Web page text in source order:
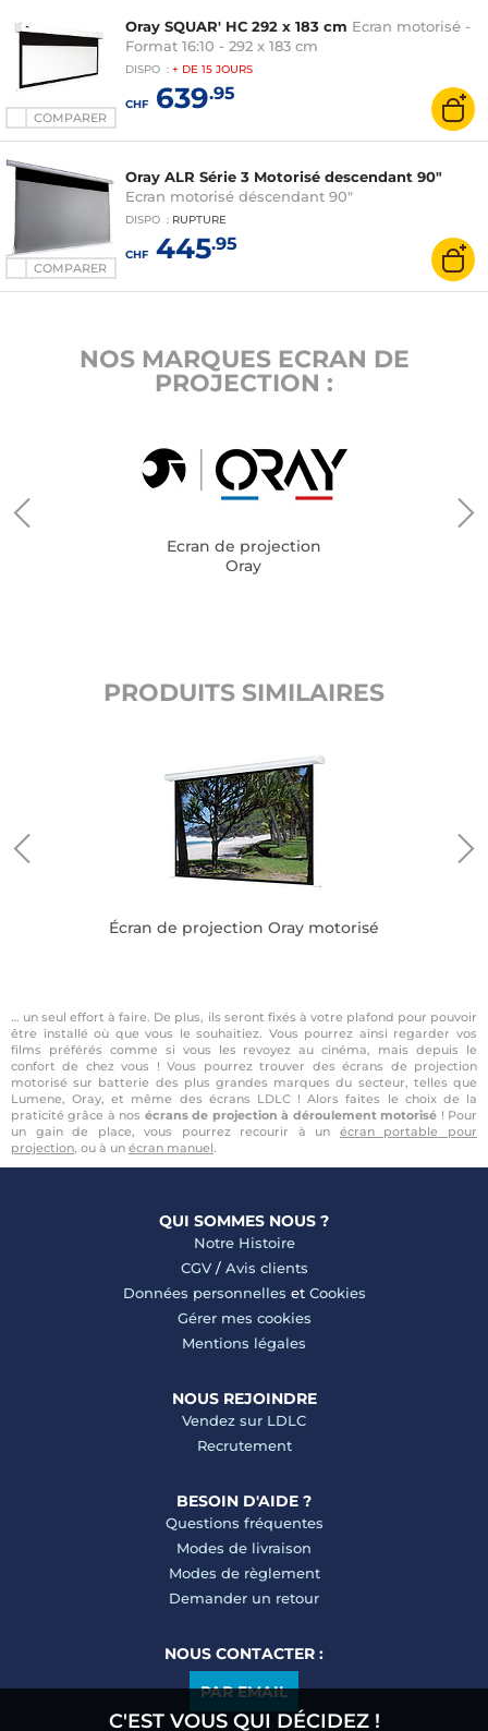
COMPARER
Oray SQUAR' HC 292 x 183 cm Ecran motorisé -
Format 16:10 - 292 x 183 cm
DISPO : + DE 15 JOURS
CHF639.95
COMPARER
Oray ALR Série 3 Motorisé descendant 90"
Ecran motorisé déscendant 90"
DISPO : RUPTURE
CHF445.95
NOS MARQUES ECRAN DE
PROJECTION :
Ecran de projection
Oray
PRODUITS SIMILAIRES
Écran de projection Oray motorisé
… un seul effort à faire. De plus, ils seront fixés à votre plafond pour pouvoir
être installé où que vous le souhaitiez. Vous pourrez ainsi regarder vos
films préférés comme si vous les revoyez au cinéma, mais depuis le
confort de chez vous ! Vous pourrez trouver des écrans de projection
motorisé sur batterie des plus grandes marques du secteur, telles que
Lumene, Oray, et même des écrans LDLC ! Alors faites le choix de la
praticité grâce à nos écrans de projection à déroulement motorisé ! Pour
un gain de place, vous pourrez recourir à un écran portable pour
projection, ou à un écran manuel.
QUI SOMMES NOUS ?
Notre Histoire
CGV/ Avis clients
Données personnelles et Cookies
Gérer mes cookies
Mentions légales
NOUS REJOINDRE
Vendez sur LDLC
Recrutement
BESOIN D'AIDE ?
Questions fréquentes
Modes de livraison
Modes de règlement
Demander un retour
NOUS CONTACTER :
PAR EMAIL
C'EST VOUS QUI DÉCIDEZ !